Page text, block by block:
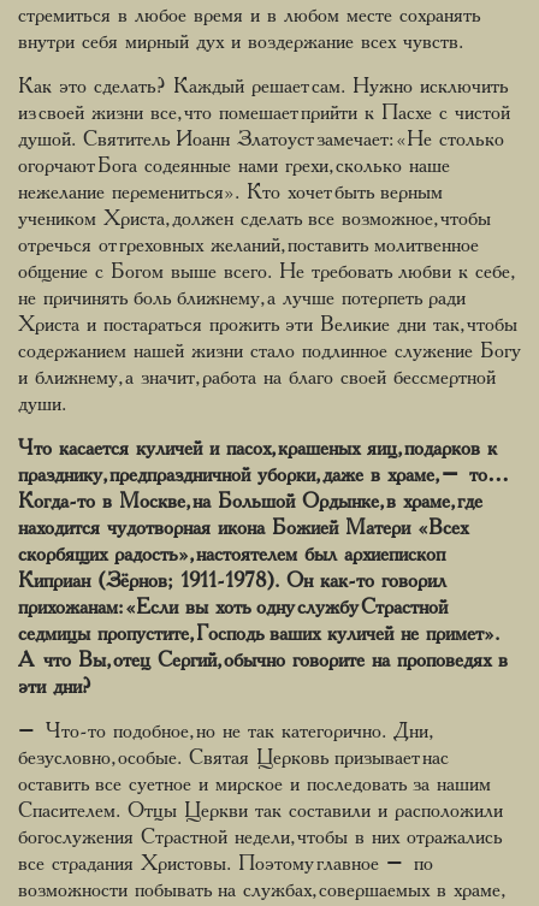
стремиться в любое время и в любом месте сохранять
внутри себя мирный дух и воздержание всех чувств.
Как это сделать? Каждый решает сам. Нужно исключить
из своей жизни все, что помешает прийти к Пасхе с чистой
душой. Святитель Иоанн Златоуст замечает: «Не столько
огорчают Бога содеянные нами грехи, сколько наше
нежелание перемениться». Кто хочет быть верным
учеником Христа, должен сделать все возможное, чтобы
отречься от греховных желаний, поставить молитвенное
общение с Богом выше всего. Не требовать любви к себе,
не причинять боль ближнему, а лучше потерпеть ради
Христа и постараться прожить эти Великие дни так, чтобы
содержанием нашей жизни стало подлинное служение Богу
и ближнему, а значит, работа на благо своей бессмертной
души.
Что касается куличей и пасох, крашеных яиц, подарков к
празднику, предпраздничной уборки, даже в храме, – то…
Когда-то в Москве, на Большой Ордынке, в храме, где
находится чудотворная икона Божией Матери «Всех
скорбящих радость», настоятелем был архиепископ
Киприан (Зёрнов; 1911-1978). Он как-то говорил
прихожанам: «Если вы хоть одну службу Страстной
седмицы пропустите, Господь ваших куличей не примет».
А что Вы, отец Сергий, обычно говорите на проповедях в
эти дни?
– Что-то подобное, но не так категорично. Дни,
безусловно, особые. Святая Церковь призывает нас
оставить все суетное и мирское и последовать за нашим
Спасителем. Отцы Церкви так составили и расположили
богослужения Страстной недели, чтобы в них отражались
все страдания Христовы. Поэтому главное – по
возможности побывать на службах, совершаемых в храме,